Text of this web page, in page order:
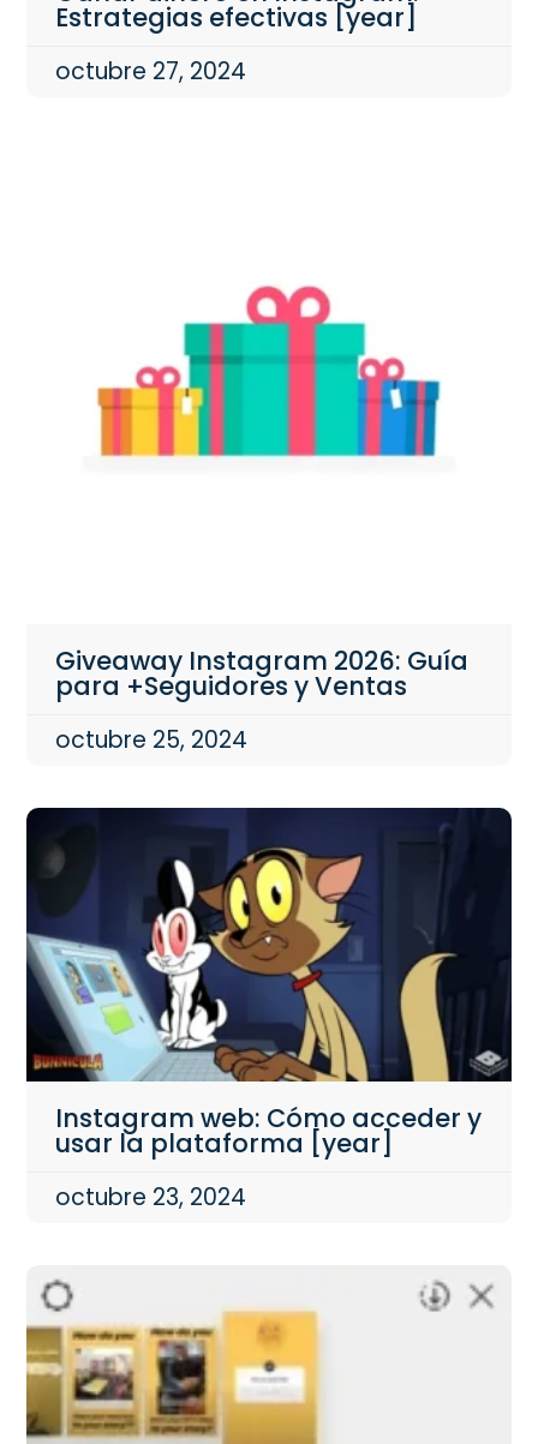
Estrategias efectivas [year]
octubre 27, 2024
Giveaway Instagram 2026: Guía
para +Seguidores y Ventas
octubre 25, 2024
Instagram web: Cómo acceder y
usar la plataforma [year]
octubre 23, 2024